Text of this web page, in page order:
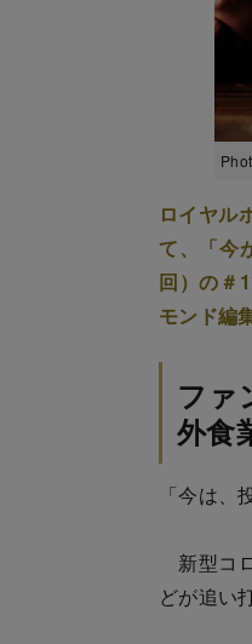
ロイヤル
て、「今
回）の＃
モンド編
ファ
外食
「今は
新型コ
どが追い